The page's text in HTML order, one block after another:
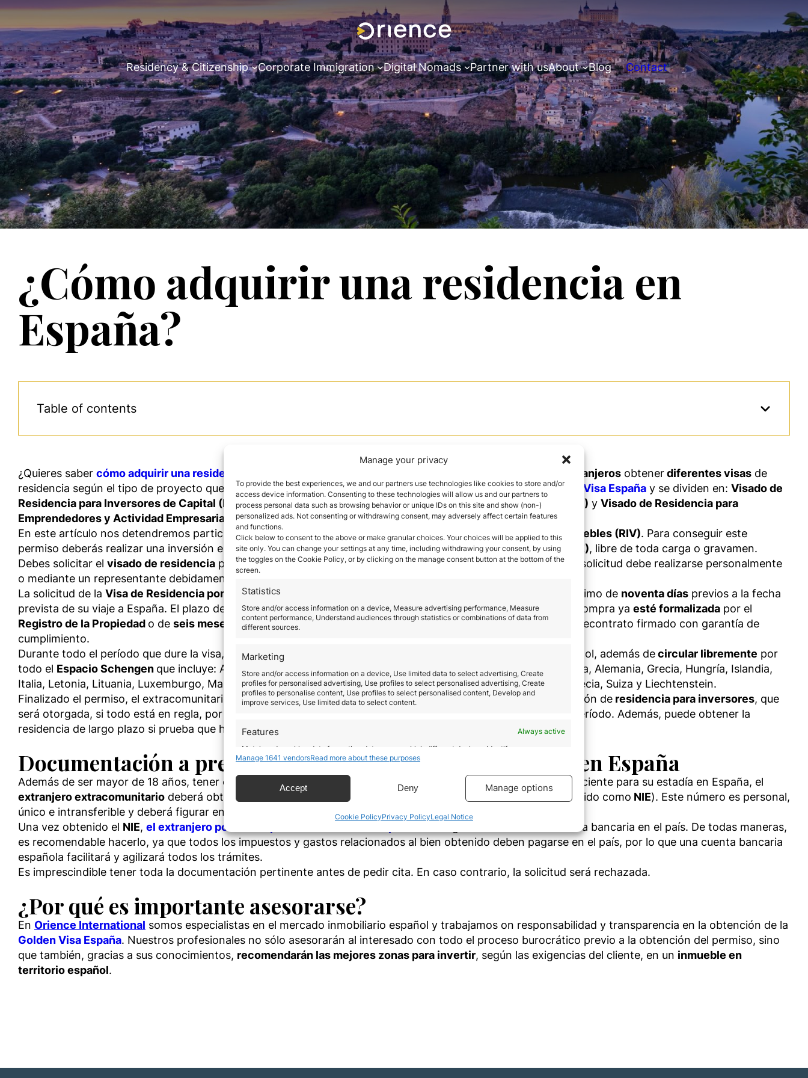
Manage your privacy
To provide the best experiences, we and our partners use technologies like cookies to store and/or
access device information. Consenting to these technologies will allow us and our partners to
process personal data such as browsing behavior or unique IDs on this site and show (non-)
personalized ads. Not consenting or withdrawing consent, may adversely affect certain features
and functions.
Click below to consent to the above or make granular choices. Your choices will be applied to this
site only. You can change your settings at any time, including withdrawing your consent, by using
the toggles on the Cookie Policy, or by clicking on the manage consent button at the bottom of the
screen.
Statistics
Store and/or access information on a device, Measure advertising performance, Measure
content performance, Understand audiences through statistics or combinations of data from
different sources.
Marketing
Store and/or access information on a device, Use limited data to select advertising, Create
profiles for personalised advertising, Use profiles to select personalised advertising, Create
profiles to personalise content, Use profiles to select personalised content, Develop and
improve services, Use limited data to select content.
Features
Always active
Match and combine data from other data sources, Link different devices, Identify
devices based on information transmitted automatically.
Use precise geolocation data.
Ensure security, prevent and detect fraud, and fix errors,
Deliver and present advertising and content, Save and
communicate privacy choices.
Always active
Manage 1641 vendorsRead more about these purposes
Accept Deny Manage options
Cookie PolicyPrivacy PolicyLegal Notice
Residency & Citizenship Corporate Immigration Digital Nomads Partner with usAbout Blog Contact
¿Cómo adquirir una residencia en
España?
Table of contents
¿Quieres saber cómo adquirir una residencia en España inversores extranjeros obtenerdiferentes visas de
residencia según el tipo de proyecto que la persona quiera llevar a cabo. Estos permisos se denominan Golden Visa España y se dividen en: Visado de
Residencia para Inversores de Capital (RIC),Visado de Residencia por Adquisición de Bienes Inmuebles (RIV) y Visado de Residencia para
Emprendedores y Actividad Empresarial (REM).
En este artículo nos detendremos particularmente en elVisado de Residencia por Adquisición de Bienes Inmuebles (RIV). Para conseguir este
permiso deberás realizar una inversión en inmuebles de un importe mínimo dequinientos mil euros (500.000 €), libre de toda carga o gravamen.
Debes solicitar el visado de residencia personalmente en elConsulado de Españade tu país de residencia. La solicitud debe realizarse personalmente
o mediante un representante debidamente acreditado.
La solicitud de la Visa de Residencia por Adquisición de Bienes Inmuebles (RIV) debe presentarse con un máximo de noventa días previos a la fecha
prevista de su viaje a España. El plazo de vigencia de laGolden Visa Españaserá deun añoen caso de que la compra ya esté formalizada por el
Registro de la Propiedad o de seis meses en caso de que la compra aúnno está oficializada,pero existe un precontrato firmado con garantía de
cumplimiento.
Durante todo el período que dure la visa, el
inversor extranjero en todo el territorio español, además decircular libremente por
todo el Espacio Schengen que incluye: Austria, Bélgica, República Checa, Dinamarca, Estonia, Finlandia, Francia, Alemania, Grecia, Hungría, Islandia,
Italia, Letonia, Lituania, Luxemburgo, Malta, Países Bajos, Noruega, Polonia, Portugal, Eslovaquia, Eslovenia, Suecia, Suiza y Liechtenstein.
Finalizado el permiso, el extracomunitario que quiera permanecer en territorio español puede pedir la autorización de residencia para inversores, que
será otorgada, si todo está en regla, por un plazo de
con posibilidades de renovación por el mismo período. Además, puede obtener la
residencia de largo plazo si prueba que ha estado residiendo en España durante cinco años.
Documentación a presentar para adquirir una residencia en España
Además de ser mayor de 18 años, tener el pasaporte o documento de viaje, antecedentes penales y dinero suficiente para su estadía en España, el
extranjero extracomunitario deberá obtener el Número de Identificación de Extranjeros (popularmente conocido como NIE). Este número es personal,
único e intransferible y deberá figurar en todos los documentos que tramite en el país.
Una vez obtenido el NIE, el extranjero podrá comprar un inmueble en España
sin obligación de abrir una cuenta bancaria en el país. De todas maneras,
es recomendable hacerlo, ya que todos los impuestos y gastos relacionados al bien obtenido deben pagarse en el país, por lo que una cuenta bancaria
española facilitará y agilizará todos los trámites.
Es imprescindible tener toda la documentación pertinente antes de pedir cita. En caso contrario, la solicitud será rechazada.
¿Por qué es importante asesorarse?
En Orience International somos especialistas en el mercado inmobiliario español y trabajamos on responsabilidad y transparencia en la obtención de la
Golden Visa España. Nuestros profesionales no sólo asesorarán al interesado con todo el proceso burocrático previo a la obtención del permiso, sino
que también, gracias a sus conocimientos, recomendarán las mejores zonas para invertir, según las exigencias del cliente, en un inmueble en
territorio español.